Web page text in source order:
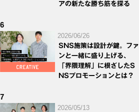
アの新たな勝ち筋を探る
6
2026/06/26
SNS施策は設計が鍵。ファ
ンと一緒に盛り上げる、
「界隈理解」に根ざしたS
NSプロモーションとは？
7
2026/05/13